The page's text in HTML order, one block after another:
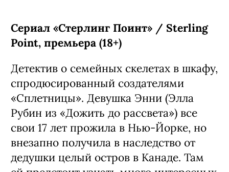
Сериал «Стерлинг Поинт» / Sterling
Point, премьера (18+)
Детектив о семейных скелетах в шкафу,
спродюсированный создателями
«Сплетницы». Девушка Энни (Элла
Рубин из «Дожить до рассвета») все
свои 17 лет прожила в Нью-Йорке, но
внезапно получила в наследство от
дедушки целый остров в Канаде. Там